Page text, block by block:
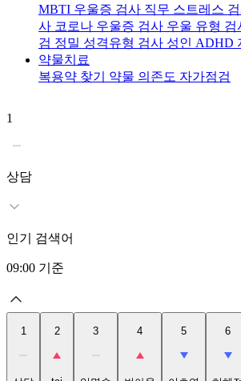
MBTI 우울증 검사 직무 스트레스
사 코로나 우울증 검사 우울 유형 검
검 정밀 성격유형 검사 성인 ADHD
약물치료
복용약 찾기 약물 의존도 자가점검
1
상담
인기 검색어
09:00 기준
1 2 3 4 5 6